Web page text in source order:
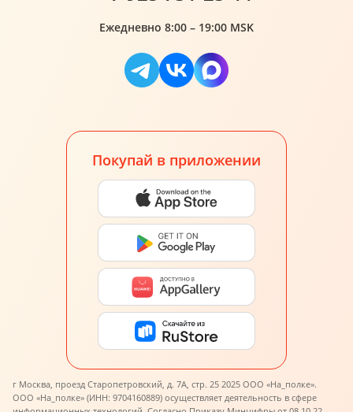
Ежедневно 8:00 – 19:00 MSK
Покупай в приложении
г Москва, проезд Старопетровский, д. 7А, стр. 25 2025 ООО «На_полке».
ООО «На_полке» (ИНН: 9704160889) осуществляет деятельность в сфере